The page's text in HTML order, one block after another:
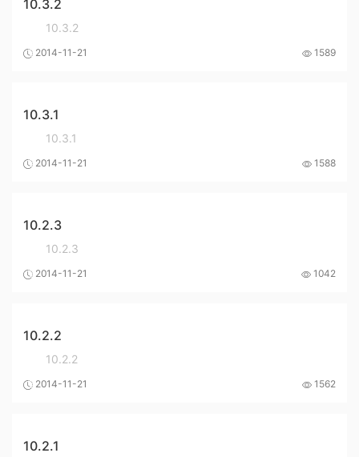
10.3.2
10.3.2
2014-11-21 1589
10.3.1
10.3.1
2014-11-21 1588
10.2.3
10.2.3
2014-11-21 1042
10.2.2
10.2.2
2014-11-21 1562
10.2.1